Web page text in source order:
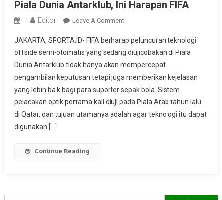
Piala Dunia Antarklub, Ini Harapan FIFA
Editor Leave A CommentOn
Semi
Otomatis
Diujicobakan
Di
Piala
Dunia
Antarklub,
JAKARTA, SPORTA.ID- FIFA berharap peluncuran teknologi
offside semi-otomatis yang sedang diujicobakan di Piala
Dunia Antarklub tidak hanya akan mempercepat
pengambilan keputusan tetapi juga memberikan kejelasan
yang lebih baik bagi para suporter sepak bola. Sistem
pelacakan optik pertama kali diuji pada Piala Arab tahun lalu
di Qatar, dan tujuan utamanya adalah agar teknologi itu dapat
digunakan […]
Continue Reading